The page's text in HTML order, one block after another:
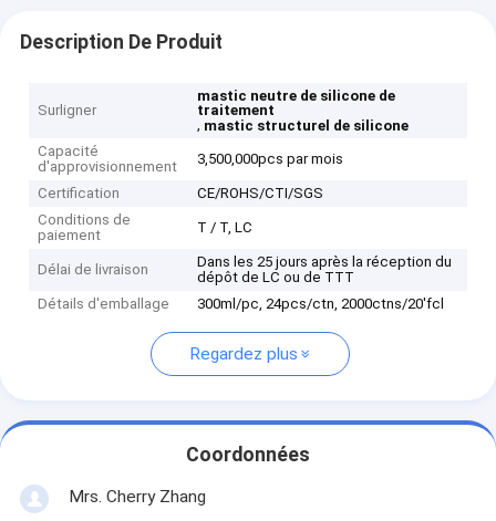
Description De Produit
Surligner
mastic neutre de silicone de
traitement
, mastic structurel de silicone
Capacité
d'approvisionnement
3,500,000pcs par mois
Certification
CE/ROHS/CTI/SGS
Conditions de
paiement
T / T, LC
Délai de livraison
Dans les 25 jours après la réception du
dépôt de LC ou de TTT
Détails d'emballage
300ml/pc, 24pcs/ctn, 2000ctns/20'fcl
Regardez plus
Coordonnées
Mrs. Cherry Zhang